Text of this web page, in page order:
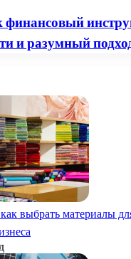
финансовый
и разумный
выбрать материалы